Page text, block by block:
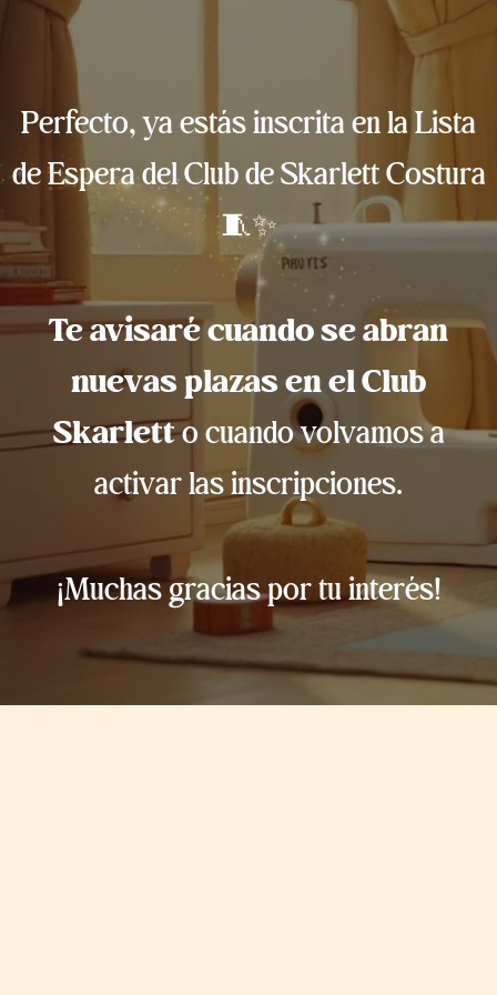
Perfecto, ya estás inscrita en la Lista
de Espera del Club de Skarlett Costura
🧵✨
Teavisaré cuando se abran
nuevas plazas en el Club
Skarletto cuando volvamos a
activar las inscripciones.
¡Muchas gracias por tu interés!